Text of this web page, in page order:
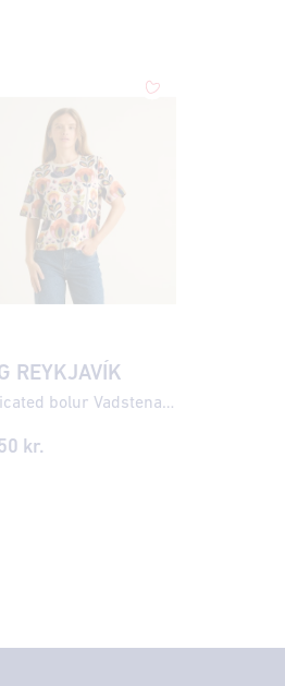
REYKJAVÍK
Dedicated bolur Vadstena Autumn Harvest Multicolor
kr.